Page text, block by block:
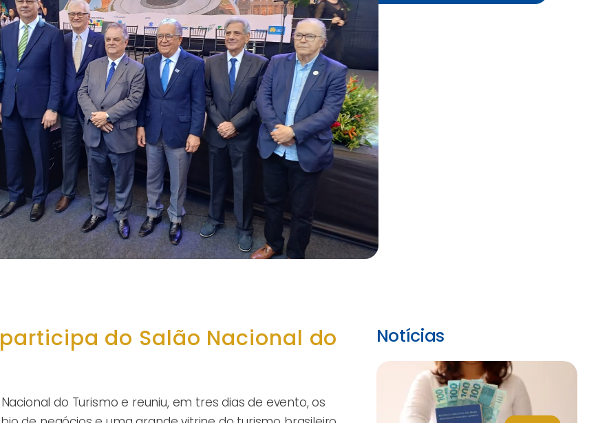
do Salão Nacional do
do Turismo e reuniu, em tres dias de evento, os
Notícias